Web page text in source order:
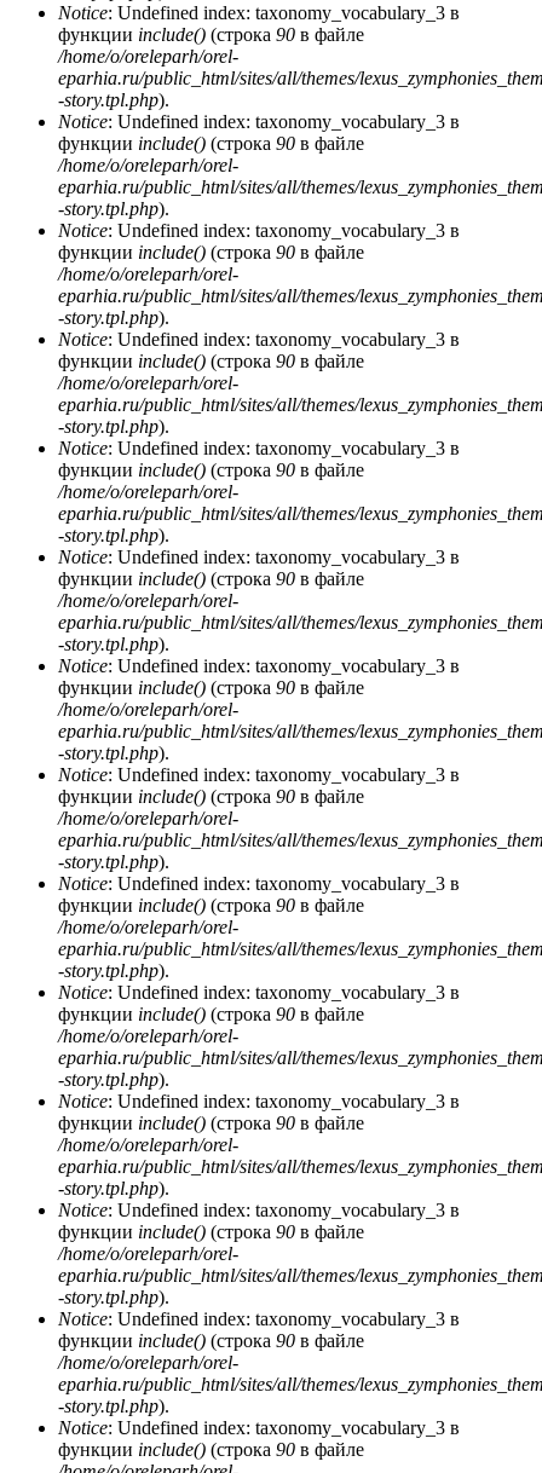
Notice: Undefined index: taxonomy_vocabulary_3 в
функции include() (строка 90 в файле
/home/o/oreleparh/orel-
eparhia.ru/public_html/sites/all/themes/
-story.tpl.php).
Notice: Undefined index: taxonomy_vocabulary_3 в
функции include() (строка 90 в файле
/home/o/oreleparh/orel-
eparhia.ru/public_html/sites/all/themes/
-story.tpl.php).
Notice: Undefined index: taxonomy_vocabulary_3 в
функции include() (строка 90 в файле
/home/o/oreleparh/orel-
eparhia.ru/public_html/sites/all/themes/
-story.tpl.php).
Notice: Undefined index: taxonomy_vocabulary_3 в
функции include() (строка 90 в файле
/home/o/oreleparh/orel-
eparhia.ru/public_html/sites/all/themes/
-story.tpl.php).
Notice: Undefined index: taxonomy_vocabulary_3 в
функции include() (строка 90 в файле
/home/o/oreleparh/orel-
eparhia.ru/public_html/sites/all/themes/
-story.tpl.php).
Notice: Undefined index: taxonomy_vocabulary_3 в
функции include() (строка 90 в файле
/home/o/oreleparh/orel-
eparhia.ru/public_html/sites/all/themes/
-story.tpl.php).
Notice: Undefined index: taxonomy_vocabulary_3 в
функции include() (строка 90 в файле
/home/o/oreleparh/orel-
eparhia.ru/public_html/sites/all/themes/
-story.tpl.php).
Notice: Undefined index: taxonomy_vocabulary_3 в
функции include() (строка 90 в файле
/home/o/oreleparh/orel-
eparhia.ru/public_html/sites/all/themes/
-story.tpl.php).
Notice: Undefined index: taxonomy_vocabulary_3 в
функции include() (строка 90 в файле
/home/o/oreleparh/orel-
eparhia.ru/public_html/sites/all/themes/
-story.tpl.php).
Notice: Undefined index: taxonomy_vocabulary_3 в
функции include() (строка 90 в файле
/home/o/oreleparh/orel-
eparhia.ru/public_html/sites/all/themes/
-story.tpl.php).
Notice: Undefined index: taxonomy_vocabulary_3 в
функции include() (строка 90 в файле
/home/o/oreleparh/orel-
eparhia.ru/public_html/sites/all/themes/
-story.tpl.php).
Notice: Undefined index: taxonomy_vocabulary_3 в
функции include() (строка 90 в файле
/home/o/oreleparh/orel-
eparhia.ru/public_html/sites/all/themes/
-story.tpl.php).
Notice: Undefined index: taxonomy_vocabulary_3 в
функции include() (строка 90 в файле
/home/o/oreleparh/orel-
eparhia.ru/public_html/sites/all/themes/
-story.tpl.php).
Notice: Undefined index: taxonomy_vocabulary_3 в
функции include() (строка 90 в файле